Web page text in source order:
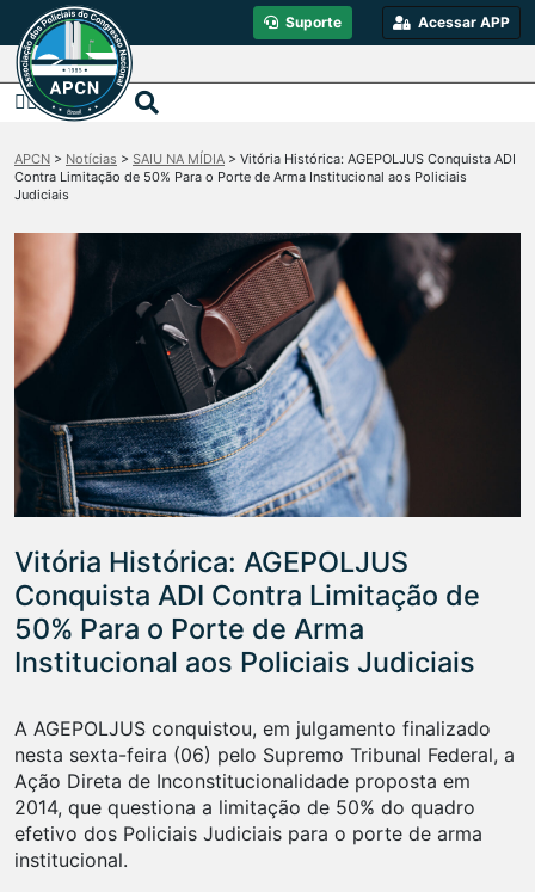
Suporte Acessar APP
APCN > Notícias > SAIU NA MÍDIA > Vitória Histórica: AGEPOLJUS Conquista ADI
Contra Limitação de 50% Para o Porte de Arma Institucional aos Policiais
Judiciais
Vitória Histórica: AGEPOLJUS
Conquista ADI Contra Limitação de
50% Para o Porte de Arma
Institucional aos Policiais Judiciais
A AGEPOLJUS conquistou, em julgamento finalizado
nesta sexta-feira (06) pelo Supremo Tribunal Federal, a
Ação Direta de Inconstitucionalidade proposta em
2014, que questiona a limitação de 50% do quadro
efetivo dos Policiais Judiciais para o porte de arma
institucional.